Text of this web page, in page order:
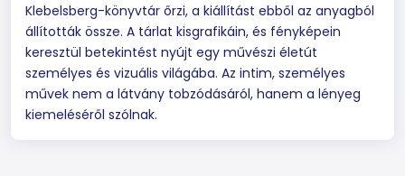
Klebelsberg-könyvtár őrzi, a kiállítást ebből az anyagból
állították össze. A tárlat kisgrafikáin, és fényképein
keresztül betekintést nyújt egy művészi életút
személyes és vizuális világába. Az intim, személyes
művek nem a látvány tobzódásáról, hanem a lényeg
kiemeléséről szólnak.